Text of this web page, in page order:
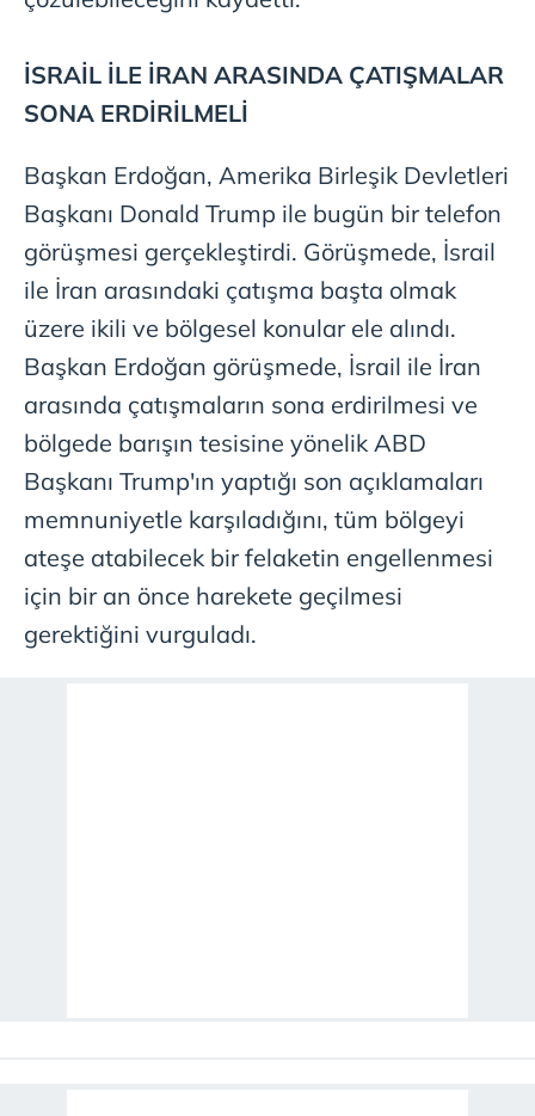
İSRAİL İLE İRAN ARASINDA ÇATIŞMALAR
SONA ERDİRİLMELİ
Başkan Erdoğan, Amerika Birleşik Devletleri
Başkanı Donald Trump ile bugün bir telefon
görüşmesi gerçekleştirdi. Görüşmede, İsrail
ile İran arasındaki çatışma başta olmak
üzere ikili ve bölgesel konular ele alındı.
Başkan Erdoğan görüşmede, İsrail ile İran
arasında çatışmaların sona erdirilmesi ve
bölgede barışın tesisine yönelik ABD
Başkanı Trump'ın yaptığı son açıklamaları
memnuniyetle karşıladığını, tüm bölgeyi
ateşe atabilecek bir felaketin engellenmesi
için bir an önce harekete geçilmesi
gerektiğini vurguladı.